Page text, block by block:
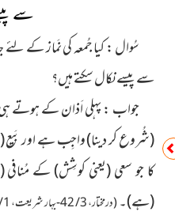
سے
سُوال : کیا جُمعہ کی نَماز کے
سےپیسے نکال سکتے ہیں؟
جواب : پہلی اَذان کے ہوتے
(شُروع کر دینا)واجِب ہے اور بَیع
کا جو سعی(یعنی کوشِش)کے مُنافی
(ہے)۔(درمختار ، 3 / 42-بہار شریعت ، 1 / 775)